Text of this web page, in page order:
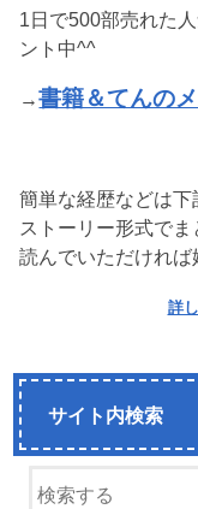
1日で500部売れた
ント中^^
→書籍＆てんの
簡単な経歴などは下
ストーリー形式で
読んでいただければ
詳
サイト内検索